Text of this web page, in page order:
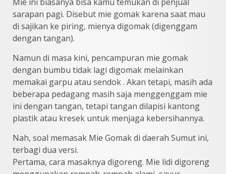
sarapan pagi. Disebut mie gomak karena saat mau
di sajikan ke piring, mienya digomak (digenggam
dengan tangan).
Namun di masa kini, pencampuran mie gomak
dengan bumbu tidak lagi digomak melainkan
memakai garpu atau sendok . Akan tetapi, masih ada
beberapa pedagang masih saja menggenggam mie
ini dengan tangan, tetapi tangan dilapisi kantong
plastik atau kresek untuk menjaga kebersihannya.
Nah, soal memasak Mie Gomak di daerah Sumut ini,
terbagi dua versi.
Pertama, cara masaknya digoreng. Mie lidi digoreng